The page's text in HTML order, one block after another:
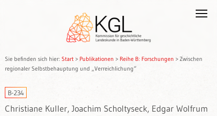
Sie befinden sich hier: Start > Publikationen > Reihe B: Forschungen > Zwischen
regionaler Selbstbehauptung und „Verreichlichung“
B-234
Christiane Kuller, Joachim Scholtyseck, Edgar Wolfrum